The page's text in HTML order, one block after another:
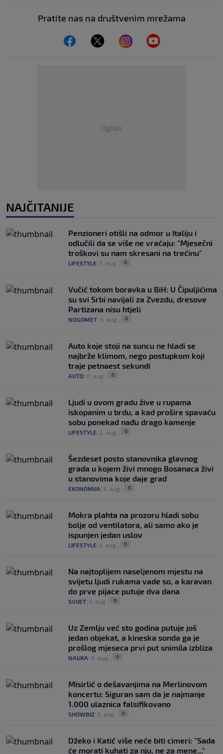
Pratite nas na društvenim mrežama
Oglas
NAJČITANIJE
Penzioneri otišli na odmor u Italiju i
odlučili da se više ne vraćaju: "Mjesečni
troškovi su nam skresani na trećinu"
LIFESTYLE 5. aug. 0
Vučić tokom boravka u BiH: U Čipuljićima
su svi Srbi navijali za Zvezdu, dresove
Partizana nisu htjeli
NOGOMET 6. aug. 0
Auto koje stoji na suncu ne hladi se
najbrže klimom, nego postupkom koji
traje petnaest sekundi
AUTO 6. aug. 0
Ljudi u ovom gradu žive u rupama
iskopanim u brdu, a kad prošire spavaću
sobu ponekad nađu drago kamenje
LIFESTYLE 2. aug. 0
Šezdeset posto stanovnika glavnog
grada u kojem živi mnogo Bosanaca živi
u stanovima koje daje grad
EKONOMIJA 5. aug. 0
Mokra plahta na prozoru hladi sobu
bolje od ventilatora, ali samo ako je
ispunjen jedan uslov
LIFESTYLE 5. aug. 0
Na najtoplijem naseljenom mjestu na
svijetu ljudi rukama vade so, a karavan
do prve pijace putuje dva dana
SVIJET 5. aug. 0
Uz Zemlju već sto godina putuje još
jedan objekat, a kineska sonda ga je
prošlog mjeseca prvi put snimila izbliza
NAUKA 6. aug. 0
Misirlić o dešavanjima na Merlinovom
koncertu: Siguran sam da je najmanje
1.000 ulaznica falsifikovano
SHOWBIZ 5. aug. 0
Džeko i Katić više neće biti cimeri: "Sada
će morati kuhati za nju, ne za mene..."